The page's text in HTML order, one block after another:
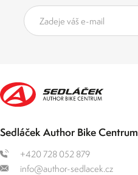
Sedláček Author Bike Centrum
+420 728 052 879
info@author-sedlacek.cz